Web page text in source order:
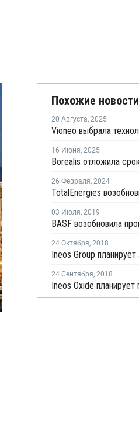
Похожие новости
20 Августа, 2025
16 Июня, 2025
26 Февраля, 2024
03 Июля, 2019
24 Октября, 2018
24 Сентября, 2018